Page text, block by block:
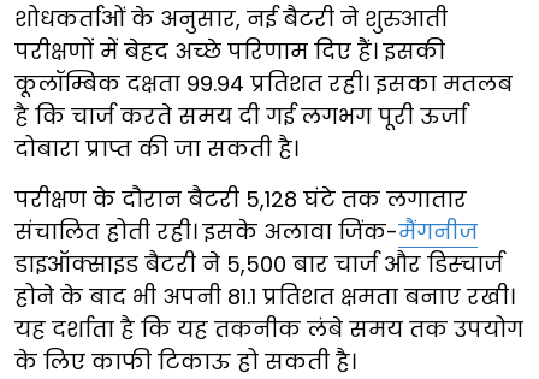
शोधकर्ताओं के अनुसार, नई बैटरी ने शुरुआती
परीक्षणों में बेहद अच्छे परिणाम दिए हैं। इसकी
कूलॉम्बिक दक्षता 99.94 प्रतिशत रही। इसका मतलब
है कि चार्ज करते समय दी गई लगभग पूरी ऊर्जा
दोबारा प्राप्त की जा सकती है।
परीक्षण के दौरान बैटरी 5,128 घंटे तक लगातार
संचालित होती रही। इसके अलावा जिंक-मैंगनीज
डाइऑक्साइड बैटरी ने 5,500 बार चार्ज और डिस्चार्ज
होने के बाद भी अपनी 81.1 प्रतिशत क्षमता बनाए रखी।
यह दर्शाता है कि यह तकनीक लंबे समय तक उपयोग
के लिए काफी टिकाऊ हो सकती है।